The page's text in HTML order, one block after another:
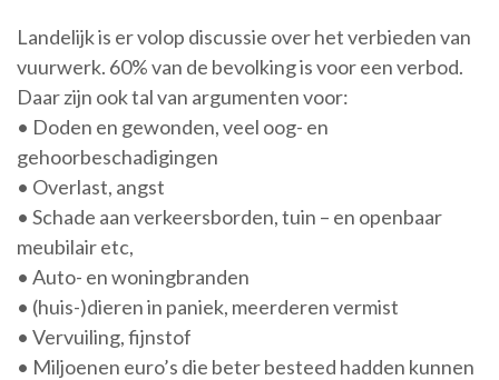
Landelijk is er volop discussie over het verbieden van
vuurwerk. 60% van de bevolking is voor een verbod.
Daar zijn ook tal van argumenten voor:
• Doden en gewonden, veel oog- en
gehoorbeschadigingen
• Overlast, angst
• Schade aan verkeersborden, tuin – en openbaar
meubilair etc,
• Auto- en woningbranden
• (huis-)dieren in paniek, meerderen vermist
• Vervuiling, fijnstof
• Miljoenen euro’s die beter besteed hadden kunnen